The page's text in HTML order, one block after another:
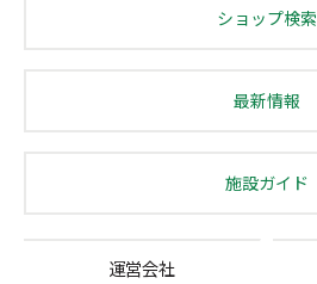
ショップ検索
最新情報
施設ガイド
運営会社